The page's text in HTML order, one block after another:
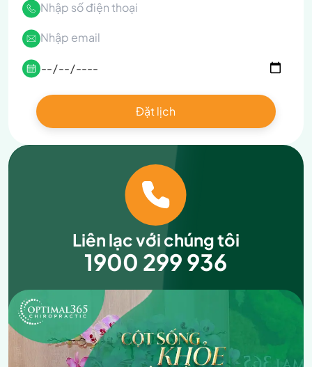
Liên lạc với chúng tôi
1900 299 936